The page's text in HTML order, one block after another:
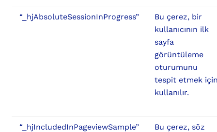
“_hjAbsoluteSessionInProgress”
Bu çerez, bir
kullanıcının ilk
sayfa
görüntüleme
oturumunu
tespit etmek
kullanılır.
“_hjIncludedInPageviewSample”
Bu çerez, söz